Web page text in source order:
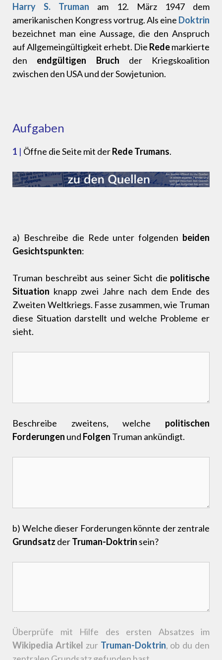
Harry S. Truman am 12. März 1947 dem
amerikanischen Kongress vortrug. Als eine Doktrin
bezeichnet man eine Aussage, die den Anspruch
auf Allgemeingültigkeit erhebt. Die Redemarkierte
den endgültigen Bruch der Kriegskoalition
zwischen den USA und der Sowjetunion.
Aufgaben
1 | Öffne die Seite mit derRede Trumans.
a) Beschreibe die Rede unter folgenden beiden
Gesichtspunkten:
Truman beschreibt aus seiner Sicht die politische
Situation knapp zwei Jahre nach dem Ende des
Zweiten Weltkriegs. Fasse zusammen, wie Truman
diese Situation darstellt und welche Probleme er
sieht.
Beschreibe zweitens, welche politischen
Forderungen und Folgen Truman ankündigt.
b) Welche dieser Forderungen könnte der zentrale
Grundsatz derTruman-Doktrin sein?
Überprüfe mit Hilfe des ersten Absatzes im
Wikipedia Artikel zur Truman-Doktrin, ob du den